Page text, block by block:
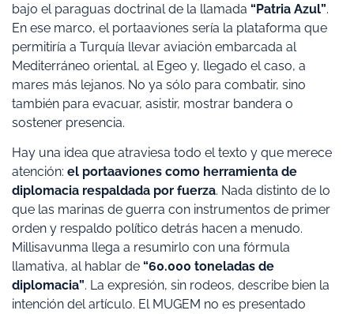
bajo el paraguas doctrinal de la llamada “Patria Azul”.
En ese marco, el portaaviones sería la plataforma que
permitiría a Turquía llevar aviación embarcada al
Mediterráneo oriental, al Egeo y, llegado el caso, a
mares más lejanos. No ya sólo para combatir, sino
también para evacuar, asistir, mostrar bandera o
sostener presencia.
Hay una idea que atraviesa todo el texto y que merece
atención: el portaaviones como herramienta de
diplomacia respaldada por fuerza. Nada distinto de lo
que las marinas de guerra con instrumentos de primer
orden y respaldo político detrás hacen a menudo.
Millisavunma llega a resumirlo con una fórmula
llamativa, al hablar de “60.000 toneladas de
diplomacia”. La expresión, sin rodeos, describe bien la
intención del artículo. El MUGEM no es presentado